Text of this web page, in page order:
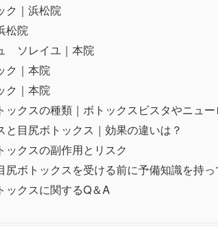
ク｜浜松院
松院
ソレイユ｜本院
ク｜本院
ク｜本院
ックスの種類｜ボトックスビスタやニュ
と目尻ボトックス｜効果の違いは？
ックスの副作用とリスク
尻ボトックスを受ける前に予備知識を持っ
ックスに関するQ＆A